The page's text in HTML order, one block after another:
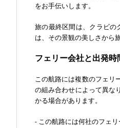
をお手伝いします。
旅の最終区間は、クラビの
は、その景観の美しさから
フェリー会社と出発時
この航路には複数のフェリ
の組み合わせによって異な
かる場合があります。
- この航路には何社のフェ